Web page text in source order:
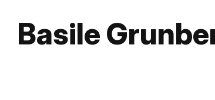
Basile